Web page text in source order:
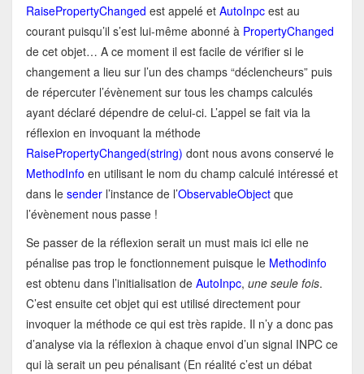
RaisePropertyChanged est appelé et AutoInpcest au
courant puisqu’il s’est lui-même abonné à PropertyChanged
de cet objet… A ce moment il est facile de vérifier si le
changement a lieu sur l’un des champs “déclencheurs” puis
de répercuter l’évènement sur tous les champs calculés
ayant déclaré dépendre de celui-ci. L’appel se fait via la
réflexion en invoquant la méthode
RaisePropertyChanged(string) dont nous avons conservé le
MethodInfo en utilisant le nom du champ calculé intéressé et
dans le senderl’instance de l’ObservableObjectque
l’évènement nous passe !
Se passer de la réflexion serait un must mais ici elle ne
pénalise pas trop le fonctionnement puisque le Methodinfo
est obtenu dans l’initialisation de AutoInpc, une seule fois.
C’est ensuite cet objet qui est utilisé directement pour
invoquer la méthode ce qui est très rapide. Il n’y a donc pas
d’analyse via la réflexion à chaque envoi d’un signal INPC ce
qui là serait un peu pénalisant (En réalité c’est un débat